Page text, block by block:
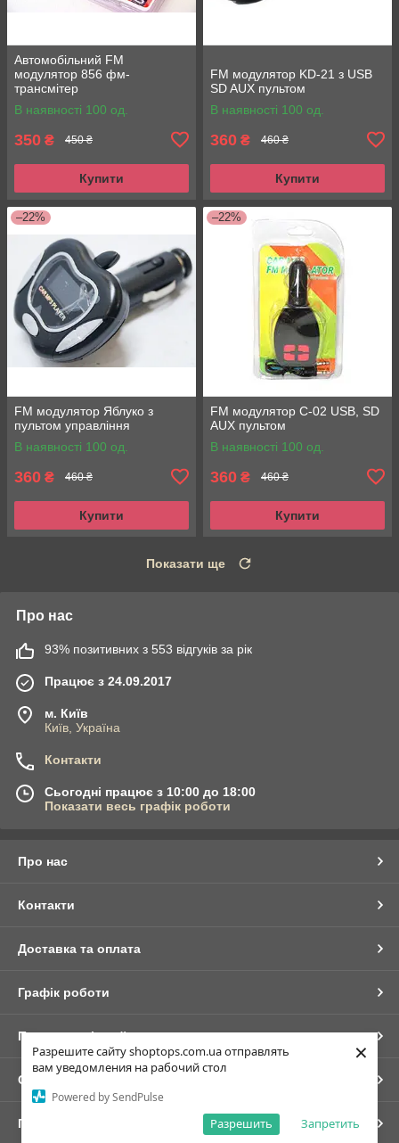
Разрешите сайту shoptops.com.ua отправлять
вам уведомления на рабочий стол
Powered by SendPulse
Запретить
Разрешить
×
Автомобільний FM
модулятор 856 фм-
трансмітер
В наявності 100 од.
350 ₴ 450 ₴
Купити
FM модулятор KD-21 з USB
SD AUX пультом
В наявності 100 од.
360 ₴ 460 ₴
Купити
–22%
FM модулятор Яблуко з
пультом управління
В наявності 100 од.
360 ₴ 460 ₴
Купити
–22%
FM модулятор C-02 USB, SD
AUX пультом
В наявності 100 од.
360 ₴ 460 ₴
Купити
Показати ще
Про нас
93% позитивних з 553 відгуків за рік
Працює з 24.09.2017
м. Київ
Київ, Україна
Контакти
Сьогодні працює з 10:00 до 18:00
Показати весь графік роботи
Про нас
Контакти
Доставка та оплата
Графік роботи
Повна версія сайту
Сайт створено на маркетплейсі
Політика конфіденційності